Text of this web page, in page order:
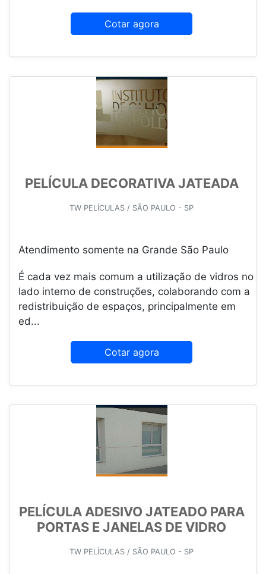
Cotar agora
PELÍCULA DECORATIVA JATEADA
TW PELÍCULAS / SÃO PAULO - SP
Atendimento somente na Grande São Paulo
É cada vez mais comum a utilização de vidros no
lado interno de construções, colaborando com a
redistribuição de espaços, principalmente em
ed...
Cotar agora
PELÍCULA ADESIVO JATEADO PARA
PORTAS E JANELAS DE VIDRO
TW PELÍCULAS / SÃO PAULO - SP